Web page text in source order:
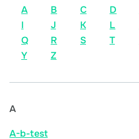
A B C D
I
J K L
Q
R S T
Y
Z
A
A-b-test